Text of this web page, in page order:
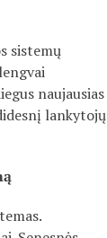
sistemų
naujausias
lankytojų